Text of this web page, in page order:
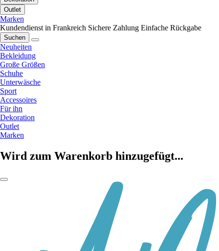
Outlet
Marken
Kundendienst in Frankreich Sichere Zahlung Einfache Rückgabe
Suchen
Neuheiten
Bekleidung
Große Größen
Schuhe
Unterwäsche
Sport
Accessoires
Für ihn
Dekoration
Outlet
Marken
Wird zum Warenkorb hinzugefügt...